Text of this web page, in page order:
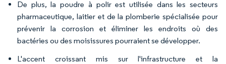
De plus, la poudre à polir est utilisée dans les secteurs
pharmaceutique, laitier et de la plomberie spécialisée pour
prévenir la corrosion et éliminer les endroits où des
bactéries ou des moisissures pourraient se développer.
L'accent croissant mis sur l'infrastructure et la